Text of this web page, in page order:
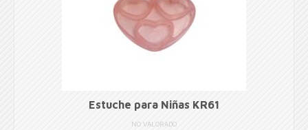
Estuche para Niñas KR61
NO VALORADO